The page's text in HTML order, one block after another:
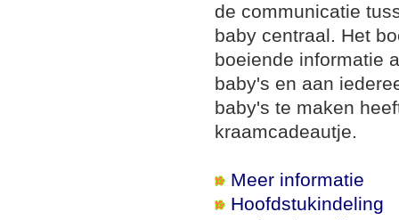
de communicatie
baby centraal. Het
boeiende informatie
baby's en aan
baby's te maken
kraamcadeautje.
Meer informatie
Hoofdstukindeling